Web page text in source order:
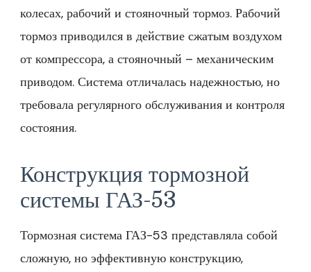
колесах, рабочий и стояночный тормоз. Рабочий
тормоз приводился в действие сжатым воздухом
от компрессора, а стояночный – механическим
приводом. Система отличалась надежностью, но
требовала регулярного обслуживания и контроля
состояния.
Конструкция тормозной
системы ГАЗ-53
Тормозная система ГАЗ-53 представляла собой
сложную, но эффективную конструкцию,